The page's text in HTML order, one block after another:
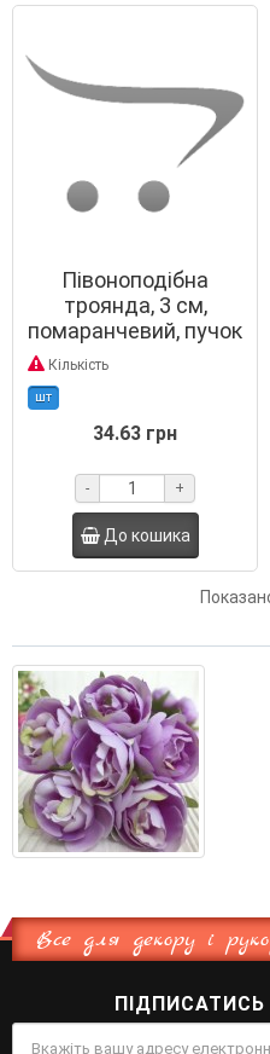
Півоноподібна
троянда, 3 см,
помаранчевий, пучок
Кількість
шт
34.63 грн
- +
До кошика
Все для декору і